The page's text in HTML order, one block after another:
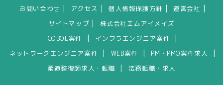
お問い合わせ アクセス 個人情報保護方針 運営会社
サイトマップ
株式会社エムアイメイズ
COBOL案件
インフラエンジニア案件
ネットワークエンジニア案件 WEB案件 PM・PMO案件求人
柔道整復師求人・転職 法務転職・求人